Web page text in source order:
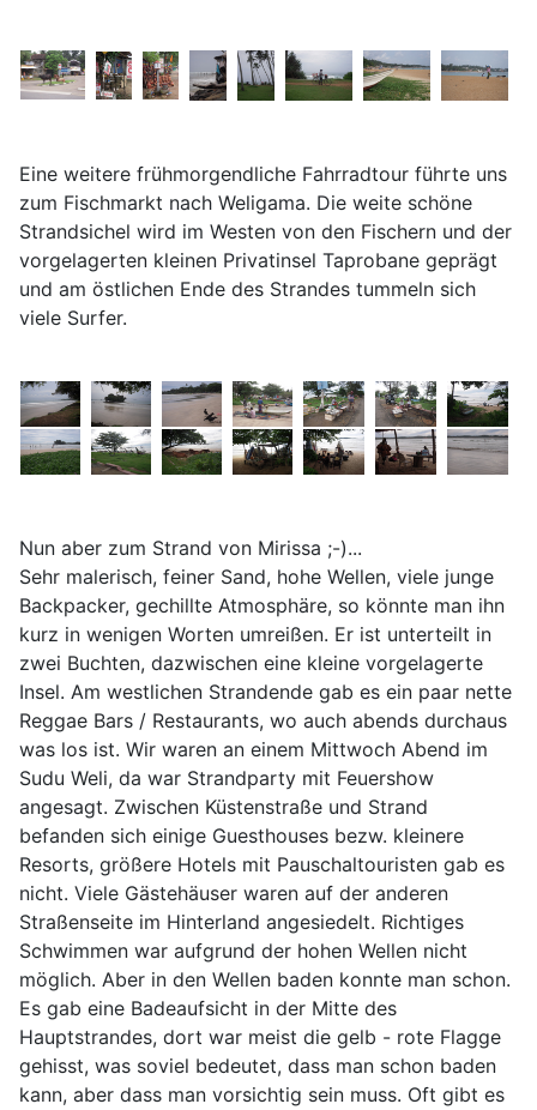
Eine weitere frühmorgendliche Fahrradtour führte uns
zum Fischmarkt nach Weligama. Die weite schöne
Strandsichel wird im Westen von den Fischern und der
vorgelagerten kleinen Privatinsel Taprobane geprägt
und am östlichen Ende des Strandes tummeln sich
viele Surfer.
Nun aber zum Strand von Mirissa ;-)...
Sehr malerisch, feiner Sand, hohe Wellen, viele junge
Backpacker, gechillte Atmosphäre, so könnte man ihn
kurz in wenigen Worten umreißen. Er ist unterteilt in
zwei Buchten, dazwischen eine kleine vorgelagerte
Insel. Am westlichen Strandende gab es ein paar nette
Reggae Bars / Restaurants, wo auch abends durchaus
was los ist. Wir waren an einem Mittwoch Abend im
Sudu Weli, da war Strandparty mit Feuershow
angesagt. Zwischen Küstenstraße und Strand
befanden sich einige Guesthouses bezw. kleinere
Resorts, größere Hotels mit Pauschaltouristen gab es
nicht. Viele Gästehäuser waren auf der anderen
Straßenseite im Hinterland angesiedelt. Richtiges
Schwimmen war aufgrund der hohen Wellen nicht
möglich. Aber in den Wellen baden konnte man schon.
Es gab eine Badeaufsicht in der Mitte des
Hauptstrandes, dort war meist die gelb - rote Flagge
gehisst, was soviel bedeutet, dass man schon baden
kann, aber dass man vorsichtig sein muss. Oft gibt es